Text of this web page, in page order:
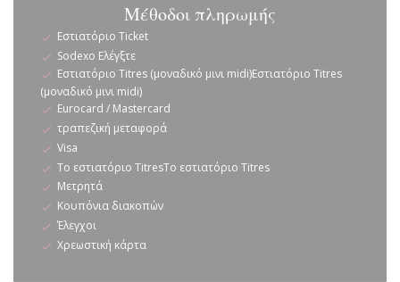
Μέθοδοι πληρωμής
Εστιατόριο Ticket
Sodexo Ελέγξτε
Εστιατόριο Titres (μοναδικό μινι midi)Εστιατόριο Titres
(μοναδικό μινι midi)
Eurocard / Mastercard
τραπεζική μεταφορά
Visa
Το εστιατόριο TitresΤο εστιατόριο Titres
Μετρητά
Κουπόνια διακοπών
Έλεγχοι
Χρεωστική κάρτα